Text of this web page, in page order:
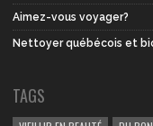
Aimez-vous voyager?
Nettoyer québécois et
TAGS